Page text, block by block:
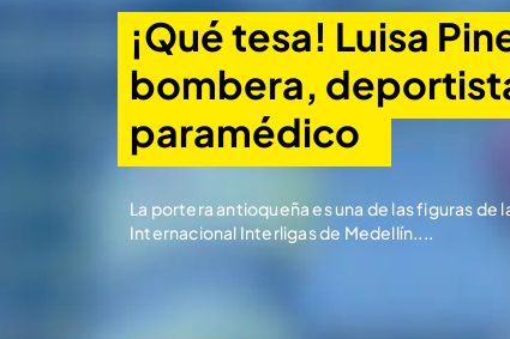
¡Qué tesa! Luisa
bombera,
paramédico
La portera antioqueña es una de las figuras de
Internacional Interligas de Medellín....